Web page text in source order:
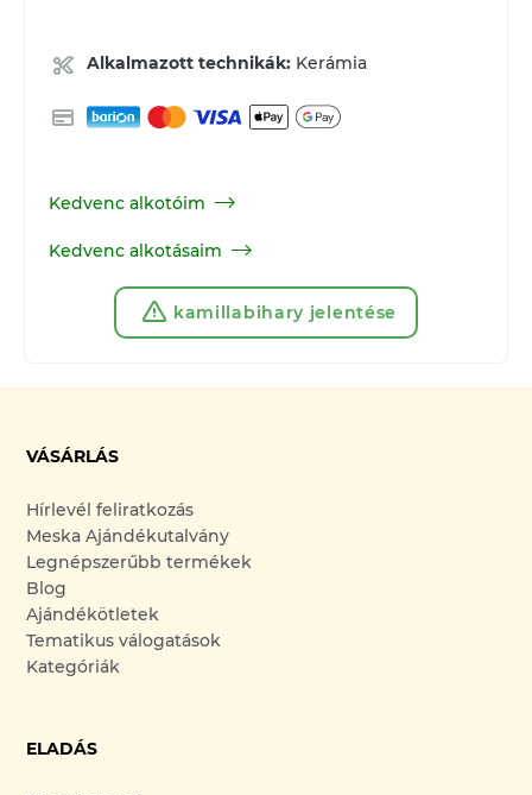
Alkalmazott technikák: Kerámia
Kedvenc alkotóim
Kedvenc alkotásaim
kamillabihary jelentése
VÁSÁRLÁS
Hírlevél feliratkozás
Meska Ajándékutalvány
Legnépszerűbb termékek
Blog
Ajándékötletek
Tematikus válogatások
Kategóriák
ELADÁS